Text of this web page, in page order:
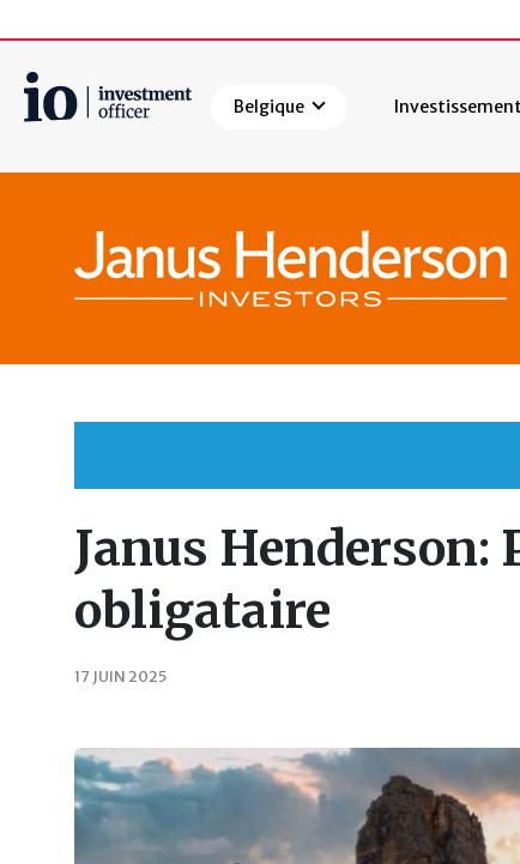
Belgique Investissement
Rechercher
Janus Henderson:
obligataire
17 JUIN 2025